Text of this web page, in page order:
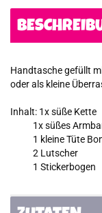
Handtasche gefüllt
oder als kleine
Inhalt: 1x süße Kette
1x süßes
1 kleine Tüte
2 Lutscher
1 Stickerbogen